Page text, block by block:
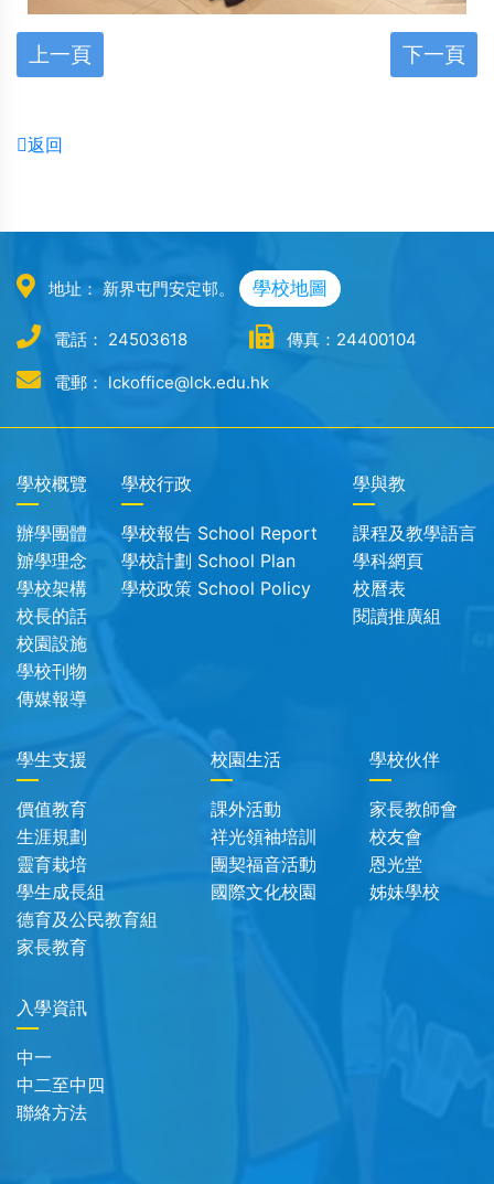
上一頁 下一頁
返回
地址： 新界屯門安定邨。 學校地圖
電話： 24503618 傳真：24400104
電郵： lckoffice@lck.edu.hk
學校概覽
辦學團體
辧學理念
學校架構
校長的話
校園設施
學校刊物
傳媒報導
學校行政
學校報告 School Report
學校計劃 School Plan
學校政策 School Policy
學與教
課程及教學語言
學科網頁
校曆表
閱讀推廣組
學生支援
價值教育
生涯規劃
靈育栽培
學生成長組
德育及公民教育組
家長教育
校園生活
課外活動
祥光領袖培訓
團契福音活動
國際文化校園
學校伙伴
家長教師會
校友會
恩光堂
姊妹學校
入學資訊
中一
中二至中四
聯絡方法